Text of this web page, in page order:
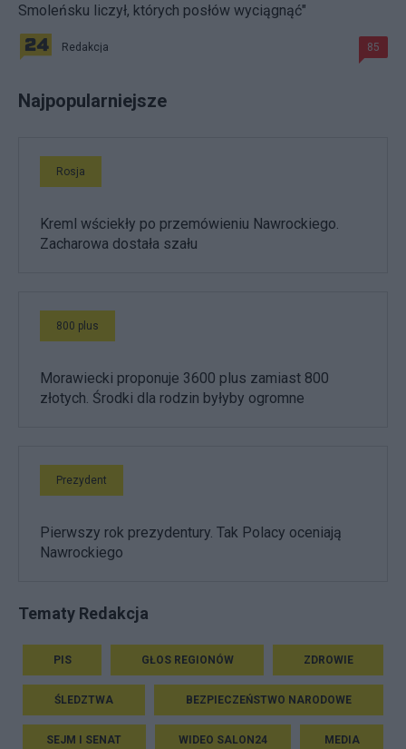
Smoleńsku liczył, których posłów wyciągnąć"
Redakcja 85
Najpopularniejsze
Rosja
Kreml wściekły po przemówieniu Nawrockiego.
Zacharowa dostała szału
800 plus
Morawiecki proponuje 3600 plus zamiast 800
złotych. Środki dla rodzin byłyby ogromne
Prezydent
Pierwszy rok prezydentury. Tak Polacy oceniają
Nawrockiego
Tematy Redakcja
PIS GŁOS REGIONÓW ZDROWIE
ŚLEDZTWA BEZPIECZEŃSTWO NARODOWE
SEJM I SENAT WIDEO SALON24 MEDIA